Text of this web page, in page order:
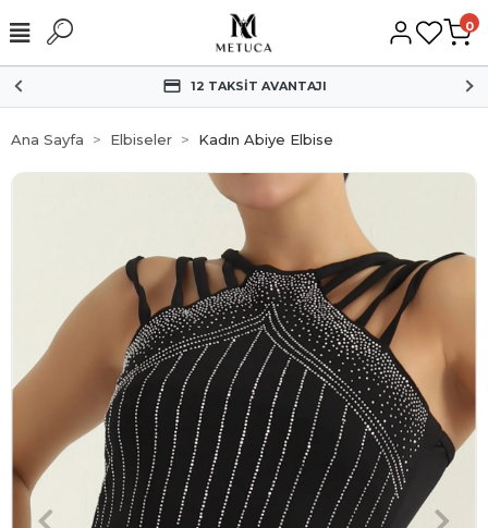
0
HIZLI KARGO
Ana Sayfa Elbiseler Kadın Abiye Elbise